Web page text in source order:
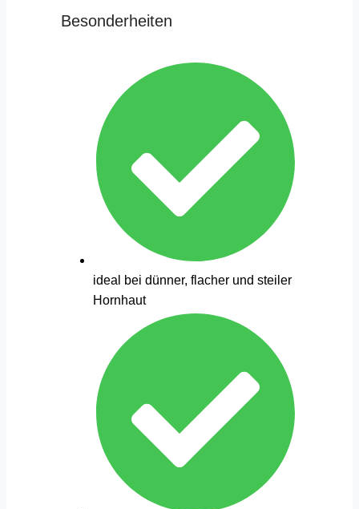
Besonderheiten
ideal bei dünner, flacher und steiler
Hornhaut